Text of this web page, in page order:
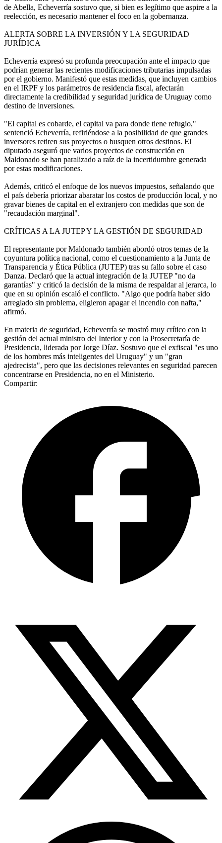
de Abella, Echeverría sostuvo que, si bien es legítimo que aspire a la
reelección, es necesario mantener el foco en la gobernanza.
ALERTA SOBRE LA INVERSIÓN Y LA SEGURIDAD
JURÍDICA
Echeverría expresó su profunda preocupación ante el impacto que
podrían generar las recientes modificaciones tributarias impulsadas
por el gobierno. Manifestó que estas medidas, que incluyen cambios
en el IRPF y los parámetros de residencia fiscal, afectarán
directamente la credibilidad y seguridad jurídica de Uruguay como
destino de inversiones.
"El capital es cobarde, el capital va para donde tiene refugio,"
sentenció Echeverría, refiriéndose a la posibilidad de que grandes
inversores retiren sus proyectos o busquen otros destinos. El
diputado aseguró que varios proyectos de construcción en
Maldonado se han paralizado a raíz de la incertidumbre generada
por estas modificaciones.
Además, criticó el enfoque de los nuevos impuestos, señalando que
el país debería priorizar abaratar los costos de producción local, y no
gravar bienes de capital en el extranjero con medidas que son de
"recaudación marginal".
CRÍTICAS A LA JUTEP Y LA GESTIÓN DE SEGURIDAD
El representante por Maldonado también abordó otros temas de la
coyuntura política nacional, como el cuestionamiento a la Junta de
Transparencia y Ética Pública (JUTEP) tras su fallo sobre el caso
Danza. Declaró que la actual integración de la JUTEP "no da
garantías" y criticó la decisión de la misma de respaldar al jerarca, lo
que en su opinión escaló el conflicto. "Algo que podría haber sido
arreglado sin problema, eligieron apagar el incendio con nafta,"
afirmó.
En materia de seguridad, Echeverría se mostró muy crítico con la
gestión del actual ministro del Interior y con la Prosecretaría de
Presidencia, liderada por Jorge Díaz. Sostuvo que el exfiscal "es uno
de los hombres más inteligentes del Uruguay" y un "gran
ajedrecista", pero que las decisiones relevantes en seguridad parecen
concentrarse en Presidencia, no en el Ministerio.
Compartir: